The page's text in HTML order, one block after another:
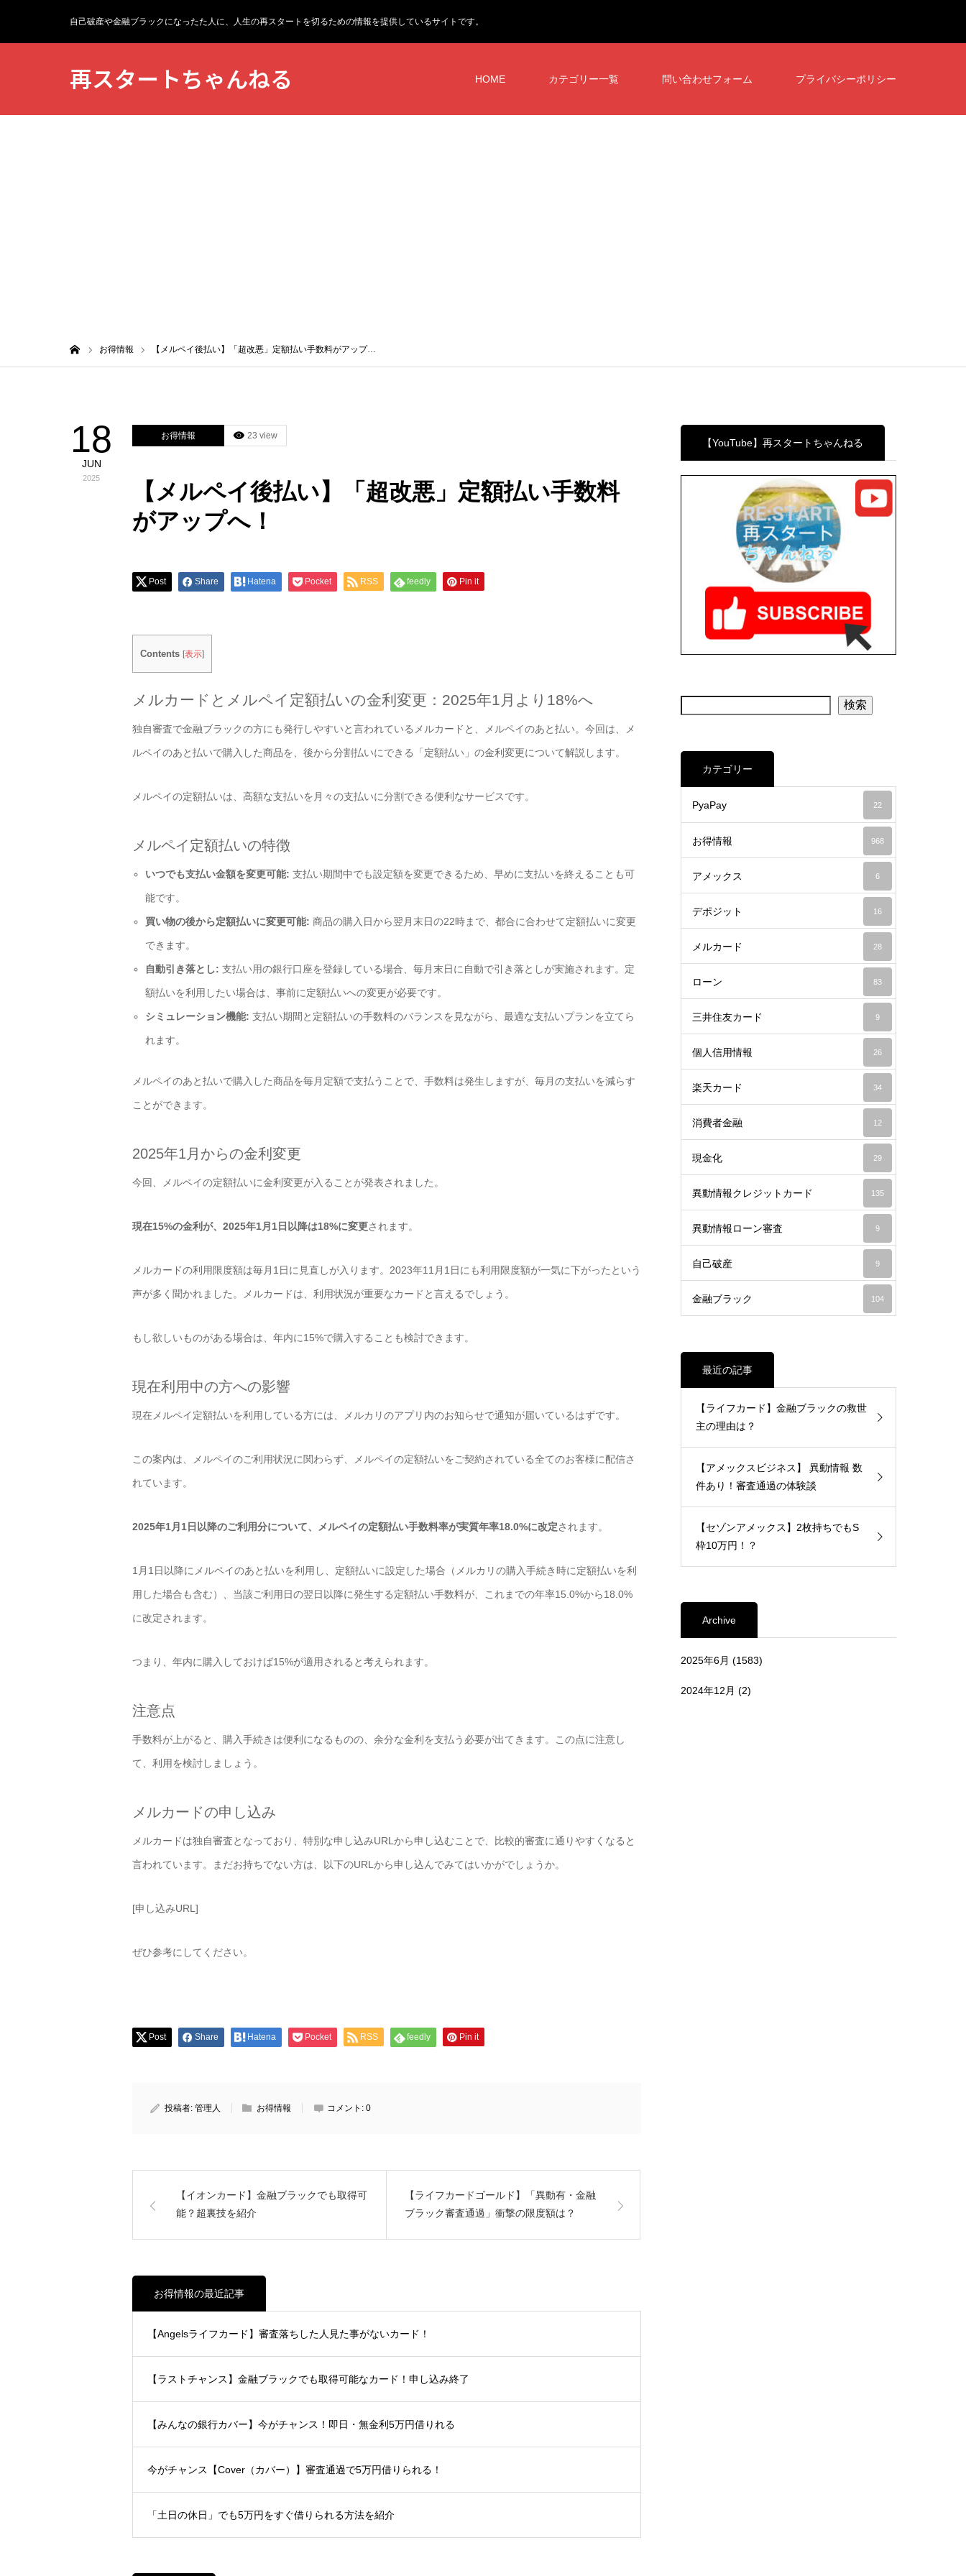
自己破産や金融ブラックになったた人に、人生の再スタートを切るための情報を提供しているサイトです。
再スタートちゃんねる HOME カテゴリー一覧 問い合わせフォーム プライバシーポリシー
お得情報 【メルペイ後払い】「超改悪」定額払い手数料がアップ…
18
JUN
2025
お得情報 23 view
【メルペイ後払い】「超改悪」定額払い手数料
がアップへ！
Post Share Hatena Pocket RSS feedly Pin it
Contents [表示]
メルカードとメルペイ定額払いの金利変更：2025年1月より18%へ
独自審査で金融ブラックの方にも発行しやすいと言われているメルカードと、メルペイのあと払い。今回は、メ
ルペイのあと払いで購入した商品を、後から分割払いにできる「定額払い」の金利変更について解説します。
メルペイの定額払いは、高額な支払いを月々の支払いに分割できる便利なサービスです。
メルペイ定額払いの特徴
いつでも支払い金額を変更可能: 支払い期間中でも設定額を変更できるため、早めに支払いを終えることも可
能です。
買い物の後から定額払いに変更可能: 商品の購入日から翌月末日の22時まで、都合に合わせて定額払いに変更
できます。
自動引き落とし: 支払い用の銀行口座を登録している場合、毎月末日に自動で引き落としが実施されます。定
額払いを利用したい場合は、事前に定額払いへの変更が必要です。
シミュレーション機能: 支払い期間と定額払いの手数料のバランスを見ながら、最適な支払いプランを立てら
れます。
メルペイのあと払いで購入した商品を毎月定額で支払うことで、手数料は発生しますが、毎月の支払いを減らす
ことができます。
2025年1月からの金利変更
今回、メルペイの定額払いに金利変更が入ることが発表されました。
現在15%の金利が、2025年1月1日以降は18%に変更されます。
メルカードの利用限度額は毎月1日に見直しが入ります。2023年11月1日にも利用限度額が一気に下がったという
声が多く聞かれました。メルカードは、利用状況が重要なカードと言えるでしょう。
もし欲しいものがある場合は、年内に15%で購入することも検討できます。
現在利用中の方への影響
現在メルペイ定額払いを利用している方には、メルカリのアプリ内のお知らせで通知が届いているはずです。
この案内は、メルペイのご利用状況に関わらず、メルペイの定額払いをご契約されている全てのお客様に配信さ
れています。
2025年1月1日以降のご利用分について、メルペイの定額払い手数料率が実質年率18.0%に改定されます。
1月1日以降にメルペイのあと払いを利用し、定額払いに設定した場合（メルカリの購入手続き時に定額払いを利
用した場合も含む）、当該ご利用日の翌日以降に発生する定額払い手数料が、これまでの年率15.0%から18.0%
に改定されます。
つまり、年内に購入しておけば15%が適用されると考えられます。
注意点
手数料が上がると、購入手続きは便利になるものの、余分な金利を支払う必要が出てきます。この点に注意し
て、利用を検討しましょう。
メルカードの申し込み
メルカードは独自審査となっており、特別な申し込みURLから申し込むことで、比較的審査に通りやすくなると
言われています。まだお持ちでない方は、以下のURLから申し込んでみてはいかがでしょうか。
[申し込みURL]
ぜひ参考にしてください。
Post Share Hatena Pocket RSS feedly Pin it
投稿者: 管理人 お得情報 コメント: 0
【イオンカード】金融ブラックでも取得可
能？超裏技を紹介
【ライフカードゴールド】「異動有・金融
ブラック審査通過」衝撃の限度額は？
お得情報の最近記事
【Angelsライフカード】審査落ちした人見た事がないカード！
【ラストチャンス】金融ブラックでも取得可能なカード！申し込み終了
【みんなの銀行カバー】今がチャンス！即日・無金利5万円借りれる
今がチャンス【Cover（カバー）】審査通過で5万円借りられる！
「土日の休日」でも5万円をすぐ借りられる方法を紹介
【YouTube】再スタートちゃんねる
検索
カテゴリー
PyaPay 22
お得情報 968
アメックス 6
デポジット 16
メルカード 28
ローン 83
三井住友カード 9
個人信用情報 26
楽天カード 34
消費者金融 12
現金化 29
異動情報クレジットカード 135
異動情報ローン審査 9
自己破産 9
金融ブラック 104
最近の記事
【ライフカード】金融ブラックの救世
主の理由は？
【アメックスビジネス】 異動情報 数
件あり！審査通過の体験談
【セゾンアメックス】2枚持ちでもS
枠10万円！？
Archive
2025年6月 (1583)
2024年12月 (2)